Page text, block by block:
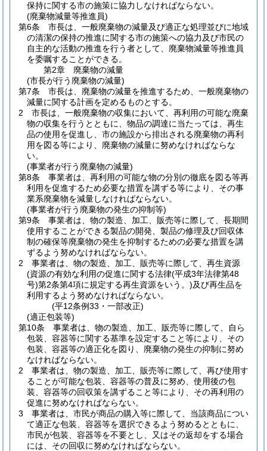
保持に関する市の施策に協力しなければならない。
(廃棄物減量等推進員)
第6条
市長は、一般廃棄物の減量及び適正な処理並びに地域
の清潔の保持の推進に関する市の施策への協力及び市民の
自主的な活動の推進を行う者として、廃棄物減量等推進員
を委嘱することができる。
第2章
廃棄物の減量
(市長が行う廃棄物の減量)
第7条
市長は、廃棄物の減量を推進するため、一般廃棄物の
減量に関する計画を定めるものとする。
2
市長は、一般廃棄物の収集において、再利用の可能な廃棄
物の収集を行うとともに、物品の調達に当たっては、再生
品の使用を促進し、市の施設から排出される廃棄物の再利
用を図る等により、廃棄物の減量に努めなければならな
い。
(事業者が行う廃棄物の減量)
第8条
事業者は、再利用の可能な物の分別の徹底を図る等再
利用を促進するため必要な措置を講ずる等により、その事
業系廃棄物を減量しなければならない。
(事業者が行う廃棄物の発生の抑制等)
第9条
事業者は、物の製造、加工、販売等に際して、長期間
使用することができる製品の開発、製品の修理及び回収体
制の確保等廃棄物の発生を抑制するための必要な措置を講
ずるよう努めなければならない。
2
事業者は、物の製造、加工、販売等に際して、再生資源
(資源の有効な利用の促進に関する法律(平成3年法律第48
号)第2条第4項に規定する再生資源をいう。)及び再生品を
利用するよう努めなければならない。
(平12条例33・一部改正)
(適正包装等)
第10条
事業者は、物の製造、加工、販売等に際して、自ら
包装、容器等に関する基準を設定すること等により、その
包装、容器等の適正化を図り、廃棄物の発生の抑制に努め
なければならない。
2
事業者は、物の製造、加工、販売等に際して、再び使用す
ることが可能な包装、容器等の普及に努め、使用後の包
装、容器等の回収策を講ずること等により、その再利用の
促進に努めなければならない。
3
事業者は、市民が商品の購入等に際して、当該商品につい
て適正な包装、容器等を選択できるよう努めるとともに、
市民が包装、容器等を不要とし、又はその返却をする場合
には、その回収に努めなければならない。